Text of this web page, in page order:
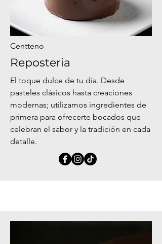
Centteno
Reposteria
El toque dulce de tu día. Desde
pasteles clásicos hasta creaciones
modernas; utilizamos ingredientes de
primera para ofrecerte bocados que
celebran el sabor y la tradición en cada
detalle.